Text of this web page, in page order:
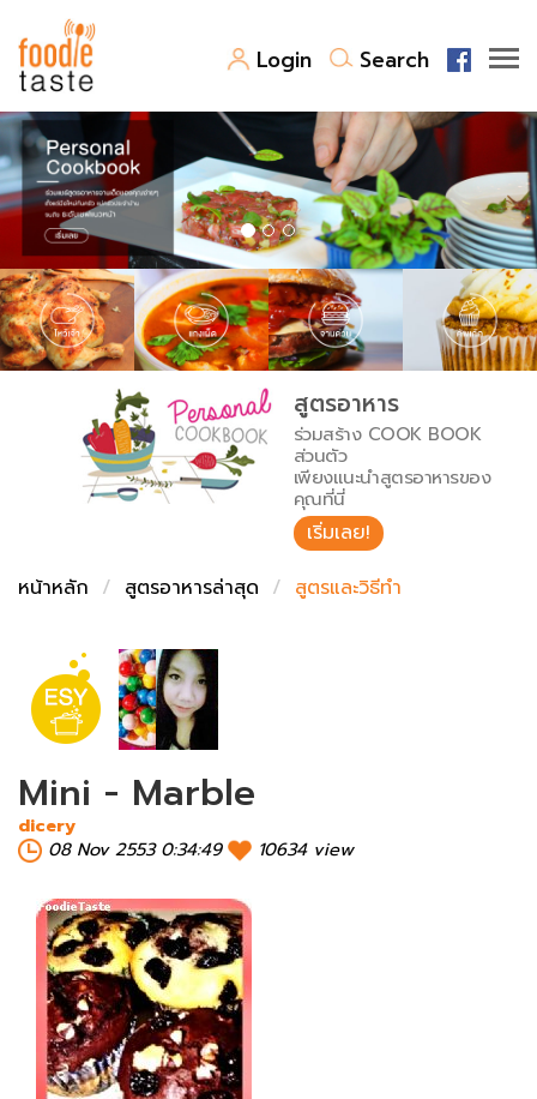
Login Search
สูตรอาหาร
สูตรอาหารล่าสุด
Top Foodie
พาไปชิม
สารพันก้นครัว
เคล็ดลับน่ารู้
เปรียบเทียบหน่วยการตวง
เปรียบเทียบอุณหภูมิ
เปรียบเทียบน้ำหนักวัตถุดิบ
FoodPedia
สร้าง Cookbook
สูตรอาหาร
ร่วมสร้าง COOK BOOK
ส่วนตัว
เพียงแนะนำสูตรอาหารของ
คุณที่นี่
เริ่มเลย!
หน้าหลัก
สูตรอาหารล่าสุด สูตรและวิธีทำ
Mini - Marble
dicery
08 Nov 2553 0:34:49
10634 view